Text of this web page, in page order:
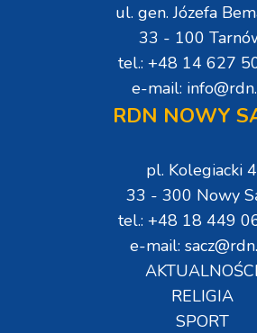
ul. gen. Józefa
33 - 100
tel.: +48 14 627
e-mail:
RDN NOWY
pl. Kolegiacki 4
33 - 300 Nowy
tel.: +48 18 449
e-mail:
AKTUALNOŚCI
RELIGIA
SPORT